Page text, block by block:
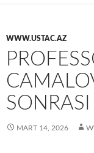
WWW.USTAC.AZ
MART 14, 2026